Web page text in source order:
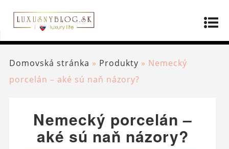
Domovská stránka » Produkty » Nemecký
porcelán – aké sú naň názory?
Nemecký porcelán –
aké sú naň názory?